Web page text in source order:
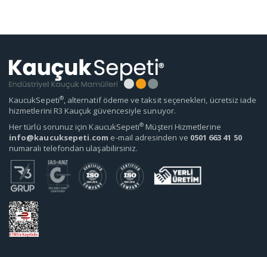
KaucukSepeti®, alternatif ödeme ve taksit seçenekleri, ücretsiz iade
hizmetlerini R3 Kauçuk güvencesiyle sunuyor.
Her türlü sorunuz için KaucukSepeti® Müşteri Hizmetlerine
info@kaucuksepeti.com e-mail adresinden ve 0501 663 41 50
numaralı telefondan ulaşabilirsiniz.